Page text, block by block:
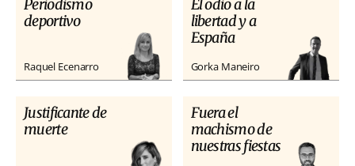
Periodismo
deportivo
Raquel Ecenarro
El odio a la
libertad y a
España
Gorka Maneiro
Justificante de
muerte
Fuera el
machismo de
nuestras fiestas